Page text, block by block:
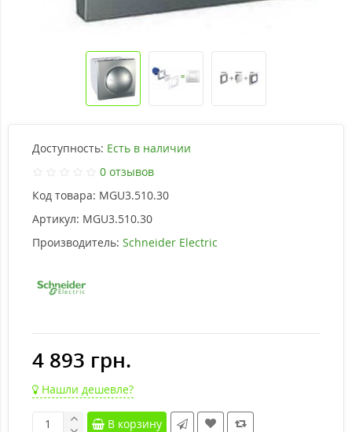
Доступность: Есть в наличии
0 отзывов
Код товара: MGU3.510.30
Артикул: MGU3.510.30
Производитель: Schneider Electric
4 893 грн.
Нашли дешевле?
В корзину